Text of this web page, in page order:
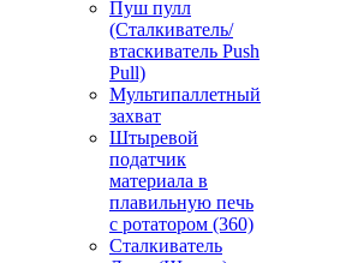
Пуш пулл
(Сталкиватель/
втаскиватель Push
Pull)
Мультипаллетный
захват
Штыревой
податчик
материала в
плавильную печь
с ротатором (360)
Сталкиватель